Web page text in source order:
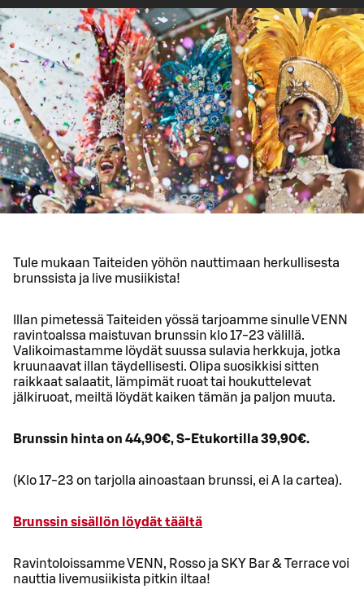
Tule mukaan Taiteiden yöhön nauttimaan herkullisesta
brunssista ja live musiikista!
Illan pimetessä Taiteiden yössä tarjoamme sinulle VENN
ravintoalssa maistuvan brunssin klo 17-23 välillä.
Valikoimastamme löydät suussa sulavia herkkuja, jotka
kruunaavat illan täydellisesti. Olipa suosikkisi sitten
raikkaat salaatit, lämpimät ruoat tai houkuttelevat
jälkiruoat, meiltä löydät kaiken tämän ja paljon muuta.
Brunssin hinta on 44,90€, S-Etukortilla 39,90€.
(Klo 17-23 on tarjolla ainoastaan brunssi, ei A la cartea).
Brunssin sisällön löydät täältä
Ravintoloissamme VENN, Rosso ja SKY Bar & Terrace voi
nauttia livemusiikista pitkin iltaa!